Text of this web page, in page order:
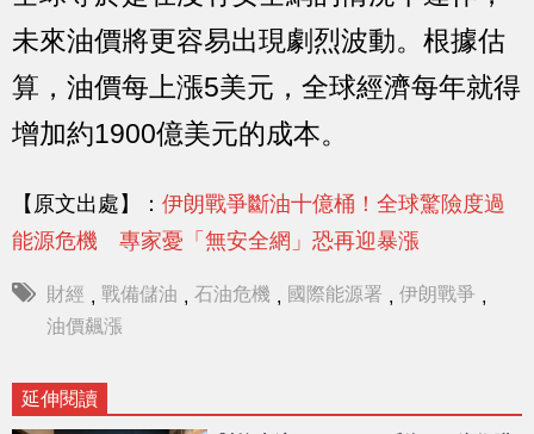
未來油價將更容易出現劇烈波動。根據估
算，油價每上漲5美元，全球經濟每年就得
增加約1900億美元的成本。
【原文出處】： 伊朗戰爭斷油十億桶！全球驚險度過
能源危機 專家憂「無安全網」恐再迎暴漲
財經 , 戰備儲油 , 石油危機 , 國際能源署 , 伊朗戰爭 ,
油價飆漲
延伸閱讀